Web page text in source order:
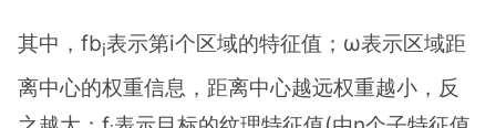
其中，fbi表示第i个区域的特征值；ω表示区域距
离中心的权重信息，距离中心越远权重越小，反